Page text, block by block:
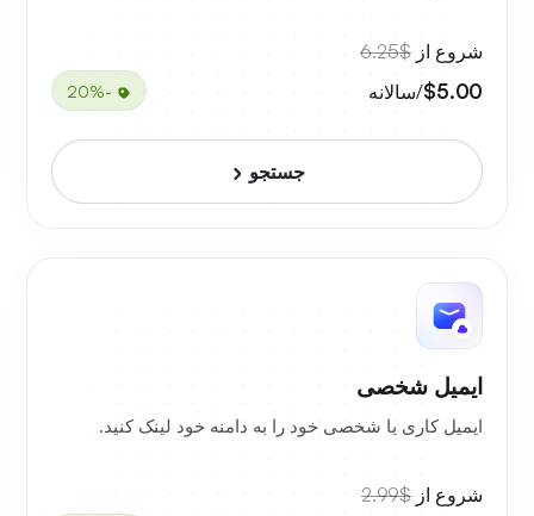
شروع از $6.25
$5.00/سالانه -20%
جستجو
ایمیل شخصی
ایمیل کاری یا شخصی خود را به دامنه خود لینک کنید.
شروع از $2.99